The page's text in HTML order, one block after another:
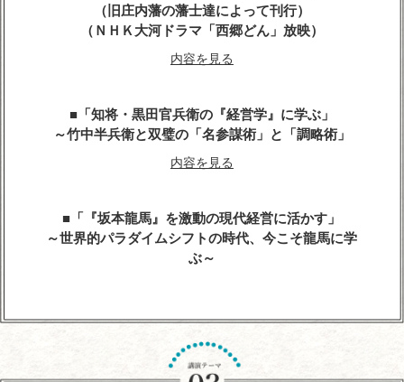
（旧庄内藩の藩士達によって刊行）
（ＮＨＫ大河ドラマ「西郷どん」放映）
内容を見る
「知将・黒田官兵衛の『経営学』に学ぶ」
～竹中半兵衛と双璧の「名参謀術」と「調略術」
内容を見る
「『坂本龍馬』を激動の現代経営に活かす」
～世界的パラダイムシフトの時代、今こそ龍馬に学
ぶ～
『平清盛』に学ぶ経営学
～世界大乱の今こそ、求められるトップ・リーダー